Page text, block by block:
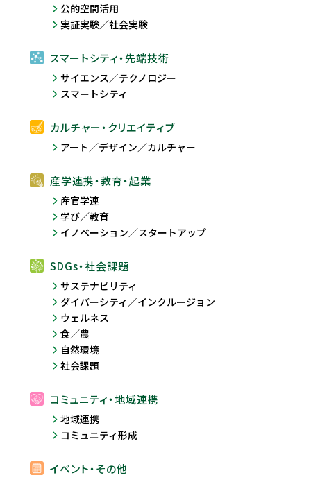
公的空間活用
実証実験／社会実験
スマートシティ・先端技術
サイエンス／テクノロジー
スマートシティ
カルチャー・クリエイティブ
アート／デザイン／カルチャー
産学連携・教育・起業
産官学連
学び／教育
イノベーション／スタートアップ
SDGs・社会課題
サステナビリティ
ダイバーシティ／インクルージョン
ウェルネス
食／農
自然環境
社会課題
コミュニティ・地域連携
地域連携
コミュニティ形成
イベント・その他